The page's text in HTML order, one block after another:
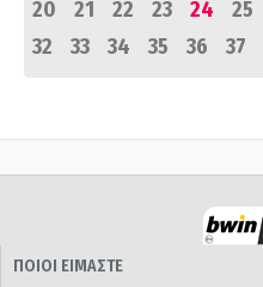
20
21 22 23 24 25
32
33 34 35 36 37
ΠΟΙΟΙ ΕΙΜΑΣΤΕ